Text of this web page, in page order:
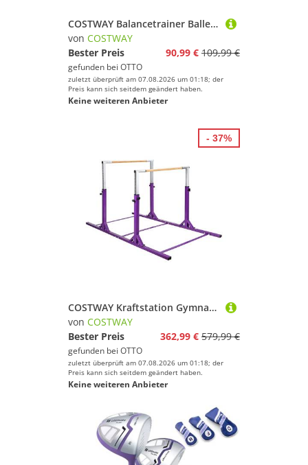
COSTWAY Balancetrainer Ballettstange, höhenverstellbar, bis 50kg
von COSTWAY
Bester Preis
90,99 € 109,99 €
gefunden bei OTTO
zuletzt überprüft am 07.08.2026 um 01:18; der
Preis kann sich seitdem geändert haben.
Keine weiteren Anbieter
COSTWAY Kraftstation Gymnastik Barren, verstellbar, für 6-12 Jahre
von COSTWAY
Bester Preis
362,99 € 579,99 €
gefunden bei OTTO
zuletzt überprüft am 07.08.2026 um 01:18; der
Preis kann sich seitdem geändert haben.
Keine weiteren Anbieter
- 37%